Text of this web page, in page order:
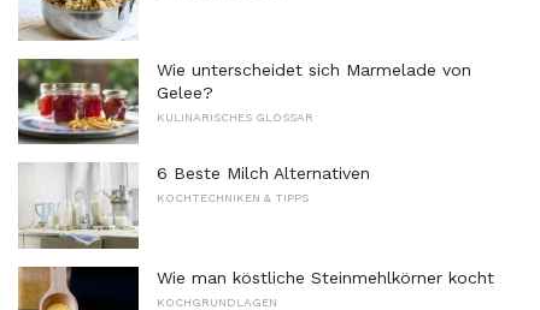
Wie unterscheidet sich Marmelade von
Gelee?
KULINARISCHES GLOSSAR
6 Beste Milch Alternativen
KOCHTECHNIKEN & TIPPS
Wie man köstliche Steinmehlkörner kocht
KOCHGRUNDLAGEN